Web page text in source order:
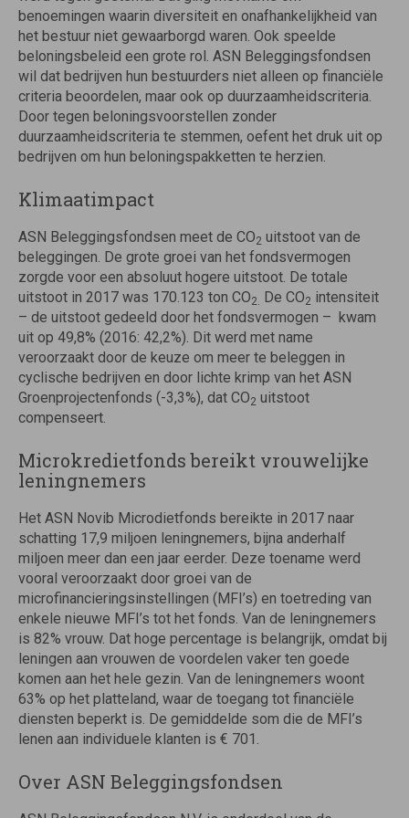
benoemingen waarin diversiteit en onafhankelijkheid van
het bestuur niet gewaarborgd waren. Ook speelde
beloningsbeleid een grote rol. ASN Beleggingsfondsen
wil dat bedrijven hun bestuurders niet alleen op financiële
criteria beoordelen, maar ook op duurzaamheidscriteria.
Door tegen beloningsvoorstellen zonder
duurzaamheidscriteria te stemmen, oefent het druk uit op
bedrijven om hun beloningspakketten te herzien.
Klimaatimpact
ASN Beleggingsfondsen meet de CO2 uitstoot van de
beleggingen. De grote groei van het fondsvermogen
zorgde voor een absoluut hogere uitstoot. De totale
uitstoot in 2017 was 170.123 ton CO2. De CO2 intensiteit
– de uitstoot gedeeld door het fondsvermogen – kwam
uit op 49,8% (2016: 42,2%). Dit werd met name
veroorzaakt door de keuze om meer te beleggen in
cyclische bedrijven en door lichte krimp van het ASN
Groenprojectenfonds (-3,3%), dat CO2 uitstoot
compenseert.
Microkredietfonds bereikt vrouwelijke
leningnemers
Het ASN Novib Microdietfonds bereikte in 2017 naar
schatting 17,9 miljoen leningnemers, bijna anderhalf
miljoen meer dan een jaar eerder. Deze toename werd
vooral veroorzaakt door groei van de
microfinancieringsinstellingen (MFI’s) en toetreding van
enkele nieuwe MFI’s tot het fonds. Van de leningnemers
is 82% vrouw. Dat hoge percentage is belangrijk, omdat bij
leningen aan vrouwen de voordelen vaker ten goede
komen aan het hele gezin. Van de leningnemers woont
63% op het platteland, waar de toegang tot financiële
diensten beperkt is. De gemiddelde som die de MFI’s
lenen aan individuele klanten is € 701.
Over ASN Beleggingsfondsen